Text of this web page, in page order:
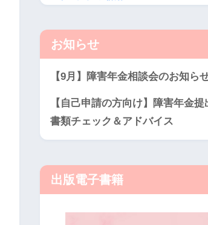
お知らせ
【9月】障害年金相談会のお知ら
【自己申請の方向け】障害年金提
書類チェック＆アドバイス
出版電子書籍